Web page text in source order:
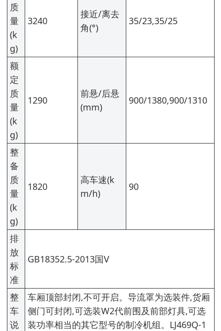
质
量
(k
g)
3240
接近/离去
角(°)
35/23,35/25
额
定
质
量
(k
g)
1290
前悬/后悬
(mm)
900/1380,900/1310
整
备
质
量
(k
g)
1820
高车速(k
m/h)
90
排
放
标
准
GB18352.5-2013国Ⅴ
整
车
说
车厢顶部封闭,不可开启。导流罩为选装件,货厢
侧门可封闭,可选装W2代前围及前部灯具,可选
装功率相当的其它型号的制冷机组。LJ469Q-1